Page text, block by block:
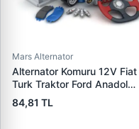
Mars Alternator
Alternator Komuru 12V Fiat
Turk Traktor Ford Anadol
Otokar Otoyol Iveco | MEGA
A 125 | OEM A125
84,81 TL